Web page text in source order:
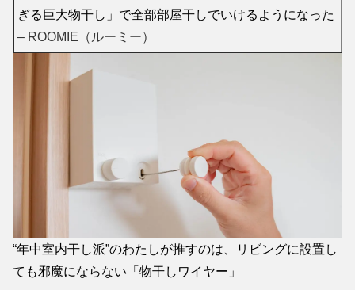
ぎる巨大物干し」で全部部屋干しでいけるようになった
– ROOMIE（ルーミー）
“年中室内干し派”のわたしが推すのは、リビングに設置し
ても邪魔にならない「物干しワイヤー」